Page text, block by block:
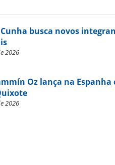
busca novos
2026
Oz lança na
2026